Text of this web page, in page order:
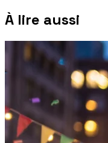
À lire aussi